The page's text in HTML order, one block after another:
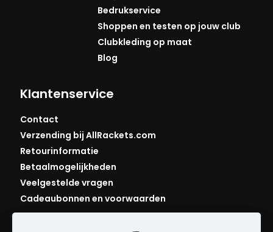
Bedrukservice
Shoppen en testen op jouw club
Clubkleding op maat
Blog
Klantenservice
Contact
Verzending bij AllRackets.com
Retourinformatie
Betaalmogelijkheden
Veelgestelde vragen
Cadeaubonnen en voorwaarden